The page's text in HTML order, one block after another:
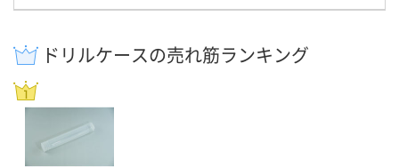
ドリルケースの売れ筋ランキング